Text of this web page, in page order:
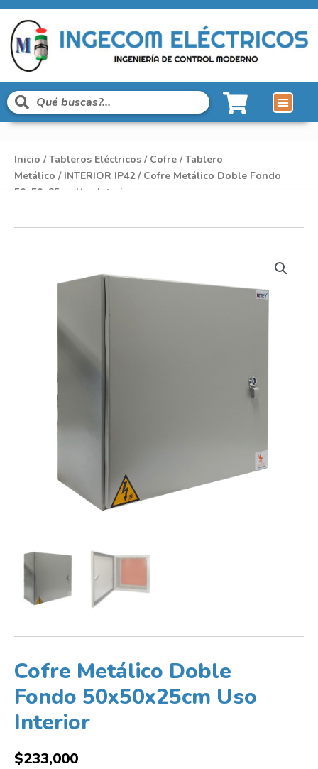
Inicio /Tableros Eléctricos / Cofre / Tablero
Metálico / INTERIOR IP42/ Cofre Metálico Doble Fondo
50x50x25cm Uso Interior
Cofre Metálico Doble
Fondo 50x50x25cm Uso
Interior
$233,000